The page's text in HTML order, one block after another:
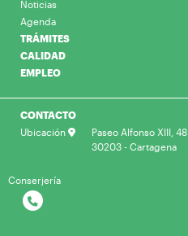
Noticias
Agenda
TRÁMITES
CALIDAD
EMPLEO
CONTACTO
Ubicación
Paseo Alfonso XIII, 48
30203 - Cartagena
Conserjería